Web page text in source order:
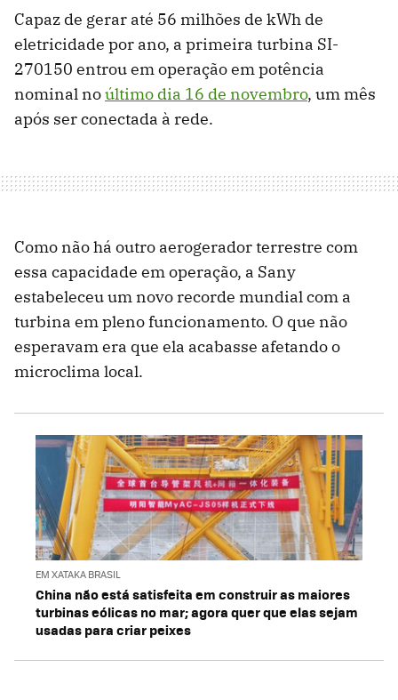
Capaz de gerar até 56 milhões de kWh de
eletricidade por ano, a primeira turbina SI-
270150 entrou em operação em potência
nominal noúltimo dia 16 de novembro, um mês
após ser conectada à rede.
Como não há outro aerogerador terrestre com
essa capacidade em operação, a Sany
estabeleceu um novo recorde mundial com a
turbina em pleno funcionamento. O que não
esperavam era que ela acabasse afetando o
microclima local.
EM XATAKA BRASIL
China não está satisfeita em construir as maiores
turbinas eólicas no mar; agora quer que elas sejam
usadas para criar peixes